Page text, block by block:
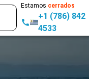
Estamos cerrados
+1 (786) 842
4533